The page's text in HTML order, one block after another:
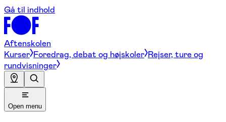
Gå til indhold
Aftenskolen
Kurser Foredrag, debat og højskoler Rejser, ture og
rundvisninger
Open menu